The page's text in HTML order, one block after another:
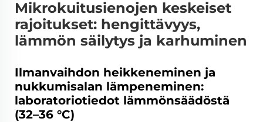
Mikrokuitusienojen keskeiset
rajoitukset: hengittävyys,
lämmön säilytys ja karhuminen
Ilmanvaihdon heikkeneminen ja
nukkumisalan lämpeneminen:
laboratoriotiedot lämmönsäädöstä
(32–36 °C)